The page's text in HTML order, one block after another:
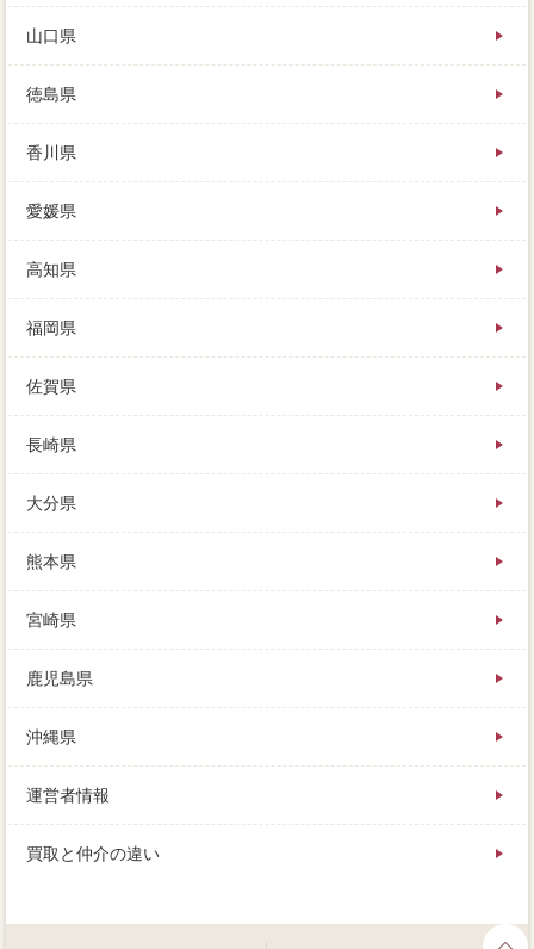
山口県
徳島県
香川県
愛媛県
高知県
福岡県
佐賀県
長崎県
大分県
熊本県
宮崎県
鹿児島県
沖縄県
運営者情報
買取と仲介の違い